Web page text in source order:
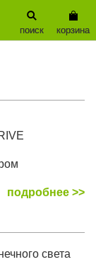
корзина
поиск
подробнее >>
света